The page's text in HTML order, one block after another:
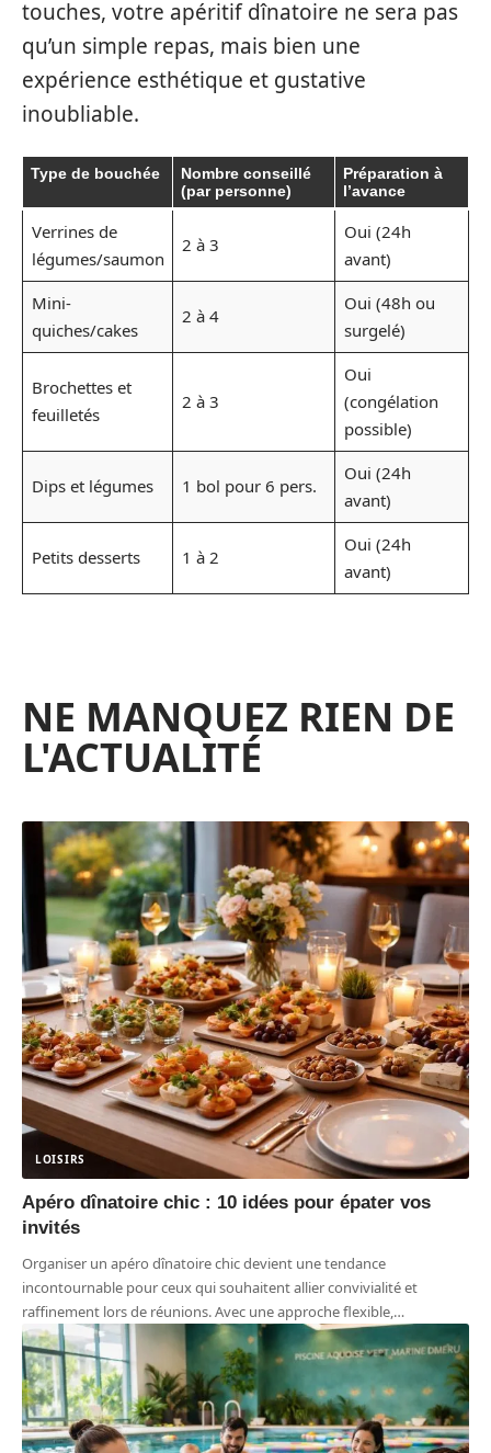
touches, votre apéritif dînatoire ne sera pas
qu’un simple repas, mais bien une
expérience esthétique et gustative
inoubliable.
Type de bouchée
Nombre conseillé
(par personne)
Préparation à
l’avance
Verrines de
légumes/saumon
2 à 3
Oui (24h
avant)
Mini-
quiches/cakes
2 à 4
Oui (48h ou
surgelé)
Brochettes et
feuilletés
2 à 3
Oui
(congélation
possible)
Dips et légumes 1 bol pour 6 pers.
Oui (24h
avant)
Petits desserts 1 à 2
Oui (24h
avant)
NE MANQUEZ RIEN DE
L'ACTUALITÉ
LOISIRS
Apéro dînatoire chic : 10 idées pour épater vos
invités
Organiser un apéro dînatoire chic devient une tendance
incontournable pour ceux qui souhaitent allier convivialité et
raffinement lors de réunions. Avec une approche flexible,…